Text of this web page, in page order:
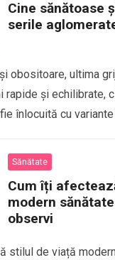
Cine sănătoase
serile
obositoare, ultima
rapide și echilibrate,
înlocuită cu
Sănătate
Cum îți
modern
observi
stilul de viață